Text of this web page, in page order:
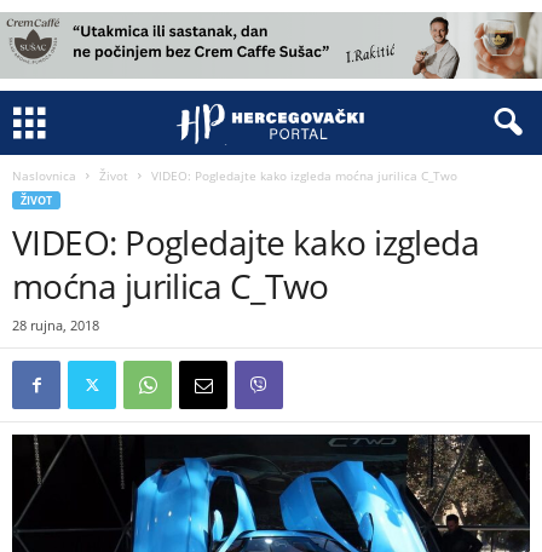
Naslovnica Život VIDEO: Pogledajte kako izgleda moćna jurilica C_Two
ŽIVOT
VIDEO: Pogledajte kako izgleda
moćna jurilica C_Two
28 rujna, 2018